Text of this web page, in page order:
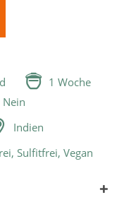
 1 Woche
Nein
Indien
Sulfitfrei, Vegan